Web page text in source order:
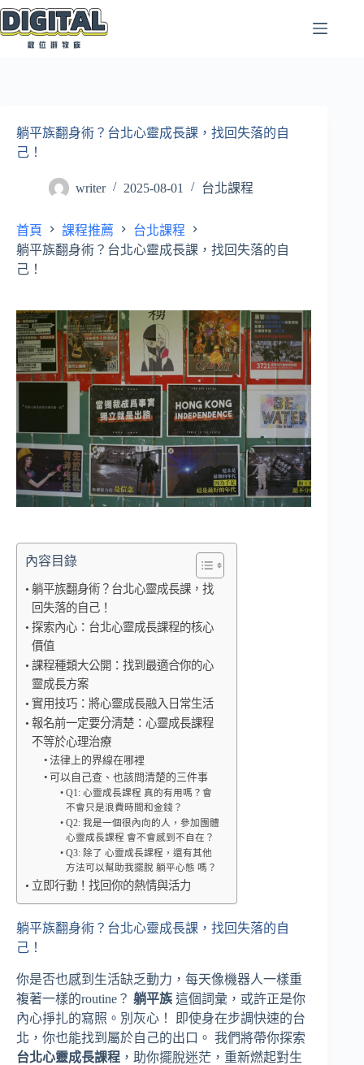
跳
至
躺平族翻身術？台北心靈成長課，找回失落的自
己！
writer 2025-08-01 台北課程
首頁 課程推薦
台北課程
躺平族翻身術？台北心靈成長課，找回失落的自
己！
內容目錄
躺平族翻身術？台北心靈成長課，找
回失落的自己！
探索內心：台北心靈成長課程的核心
價值
課程種類大公開：找到最適合你的心
靈成長方案
實用技巧：將心靈成長融入日常生活
報名前一定要分清楚：心靈成長課程
不等於心理治療
法律上的界線在哪裡
可以自己查、也該問清楚的三件事
Q1: 心靈成長課程 真的有用嗎？會
不會只是浪費時間和金錢？
Q2: 我是一個很內向的人，參加團體
心靈成長課程 會不會感到不自在？
Q3: 除了 心靈成長課程，還有其他
方法可以幫助我擺脫 躺平心態 嗎？
立即行動！找回你的熱情與活力
躺平族翻身術？台北心靈成長課，找回失落的自
己！
你是否也感到生活缺乏動力，每天像機器人一樣重
複著一樣的routine？ 躺平族 這個詞彙，或許正是你
內心掙扎的寫照。別灰心！ 即使身在步調快速的台
北，你也能找到屬於自己的出口。 我們將帶你探索
台北心靈成長課程 ，助你擺脫迷茫，重新燃起對生